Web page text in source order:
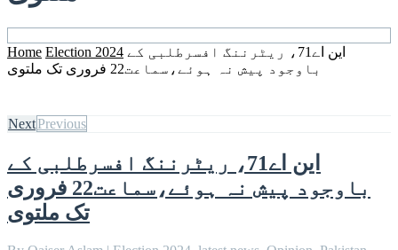
Home Election 2024 این اے71، ریٹرننگ افسرطلبی کے
باوجود پیش نہ ہوئے،سماعت22 فروری تک ملتوی
NextPrevious
این اے71، ریٹرننگ افسرطلبی کے
باوجود پیش نہ ہوئے،سماعت22 فروری
تک ملتوی